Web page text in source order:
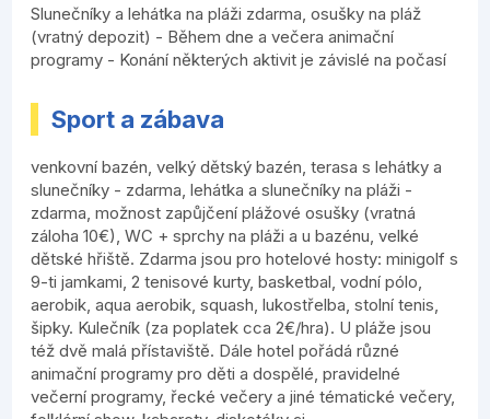
Slunečníky a lehátka na pláži zdarma, osušky na pláž
(vratný depozit) - Během dne a večera animační
programy - Konání některých aktivit je závislé na počasí
Sport a zábava
venkovní bazén, velký dětský bazén, terasa s lehátky a
slunečníky - zdarma, lehátka a slunečníky na pláži -
zdarma, možnost zapůjčení plážové osušky (vratná
záloha 10€), WC + sprchy na pláži a u bazénu, velké
dětské hřiště. Zdarma jsou pro hotelové hosty: minigolf s
9-ti jamkami, 2 tenisové kurty, basketbal, vodní pólo,
aerobik, aqua aerobik, squash, lukostřelba, stolní tenis,
šipky. Kulečník (za poplatek cca 2€/hra). U pláže jsou
též dvě malá přístaviště. Dále hotel pořádá různé
animační programy pro děti a dospělé, pravidelné
večerní programy, řecké večery a jiné tématické večery,